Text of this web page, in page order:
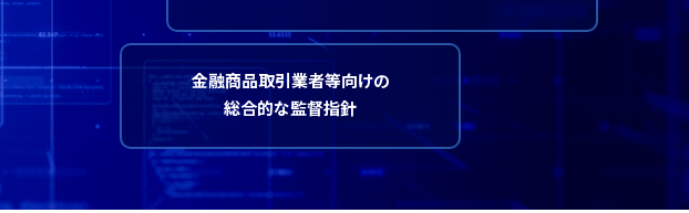
金融商品取引業者等向けの
総合的な監督指針